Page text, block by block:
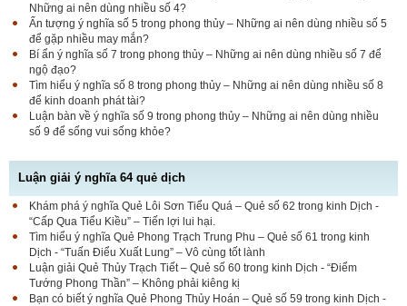
Những ai nên dùng nhiều số 4?
Ấn tượng ý nghĩa số 5 trong phong thủy – Những ai nên dùng nhiều số 5
để gặp nhiều may mắn?
Bí ẩn ý nghĩa số 7 trong phong thủy – Những ai nên dùng nhiều số 7 để
ngộ đạo?
Tìm hiểu ý nghĩa số 8 trong phong thủy – Những ai nên dùng nhiều số 8
để kinh doanh phát tài?
Luận bàn về ý nghĩa số 9 trong phong thủy – Những ai nên dùng nhiều
số 9 để sống vui sống khỏe?
Luận giải ý nghĩa 64 quẻ dịch
Khám phá ý nghĩa Quẻ Lôi Sơn Tiểu Quá – Quẻ số 62 trong kinh Dịch -
“Cấp Qua Tiểu Kiều” – Tiến lợi lui hại.
Tìm hiểu ý nghĩa Quẻ Phong Trạch Trung Phu – Quẻ số 61 trong kinh
Dịch - “Tuấn Điểu Xuất Lung” – Vô cùng tốt lành
Luận giải Quẻ Thủy Trạch Tiết – Quẻ số 60 trong kinh Dịch - “Điểm
Tướng Phong Thần” – Không phải kiêng kị
Bạn có biết ý nghĩa Quẻ Phong Thủy Hoán – Quẻ số 59 trong kinh Dịch -